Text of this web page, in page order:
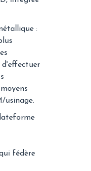
:
d'effectuer
usinage.
fédère